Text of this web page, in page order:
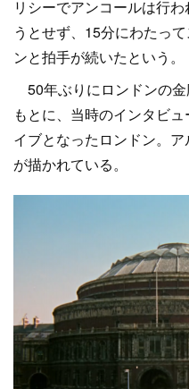
リシーでアンコールは行
うとせず、15分にわたっ
ンと拍手が続いたという。
50年ぶりにロンドンの
もとに、当時のインタビ
イブとなったロンドン。
が描かれている。